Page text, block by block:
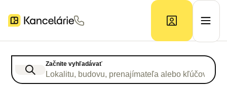
Začnite vyhľadávať
Lokalitu, budovu, prenajímateľa alebo kľúčové